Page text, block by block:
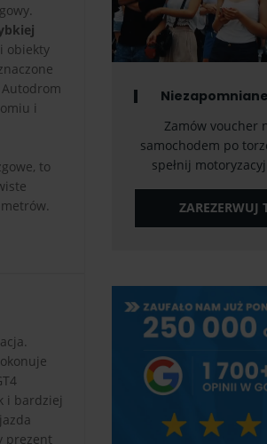
obiekty
i
to
i bardziej
prezent
Zamów voucher
samochodem po
spełnij
ZAREZERWUJ